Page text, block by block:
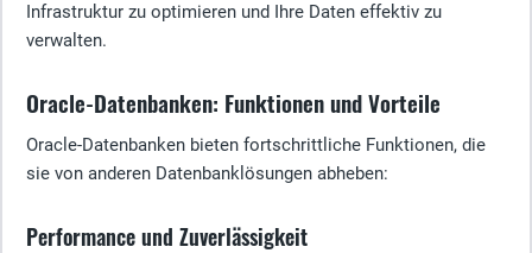
Infrastruktur zu optimieren und Ihre Daten effektiv zu
verwalten.
Oracle-Datenbanken: Funktionen und Vorteile
Oracle-Datenbanken bieten fortschrittliche Funktionen, die
sie von anderen Datenbanklösungen abheben:
Performance und Zuverlässigkeit